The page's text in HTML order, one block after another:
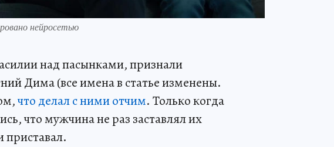
нейросетью
над пасынками, признали
Дима (все имена в статье изменены.
что делал с ними отчим. Только когда
что мужчина не раз заставлял их
приставал.